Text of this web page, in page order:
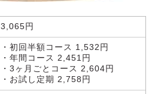
3,065円
・初回半額コース 1,532円
・年間コース 2,451円
・3ヶ月ごとコース 2,604円
・お試し定期 2,758円